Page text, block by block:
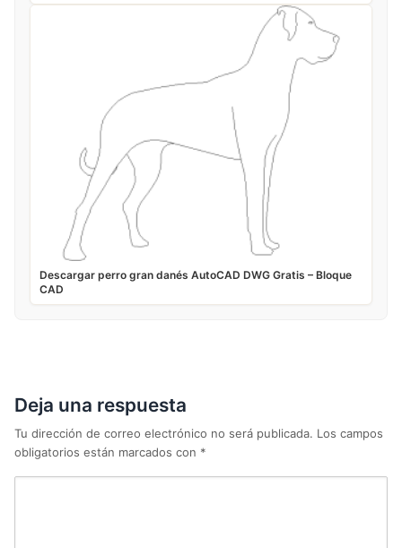
Descargar perro gran danés AutoCAD DWG Gratis – Bloque
CAD
Deja una respuesta
Tu dirección de correo electrónico no será publicada. Los campos
obligatorios están marcados con *